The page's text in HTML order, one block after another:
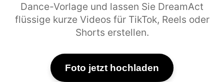
Dance-Vorlage und lassen Sie DreamAct
flüssige kurze Videos für TikTok, Reels oder
Shorts erstellen.
Foto jetzt hochladen